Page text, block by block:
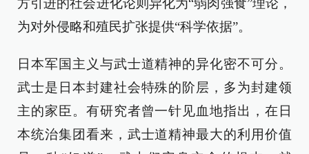
方引进的社会进化论则异化为“弱肉强食”理论，
为对外侵略和殖民扩张提供“科学依据”。
日本军国主义与武士道精神的异化密不可分。
武士是日本封建社会特殊的阶层，多为封建领
主的家臣。有研究者曾一针见血地指出，在日
本统治集团看来，武士道精神最大的利用价值